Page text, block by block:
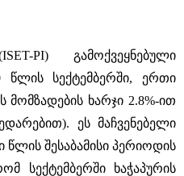
PI) გამოქვეყნებული
წლის სექტემბერში, ერთი
ხარჯი 2.8%-ით
ეს მაჩვენებელი
წლის შესაბამისი პერიოდის
სექტემბერში ხაჭაპურის